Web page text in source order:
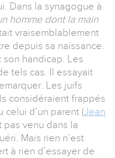
Dans la synagogue à
homme dont la main
vraisemblablement
depuis sa naissance.
son handicap. Les
tels cas. Il essayait
Les juifs
considéraient frappés
d’un parent (Jean
pas venu dans la
Mais rien n’est
à rien d’essayer de